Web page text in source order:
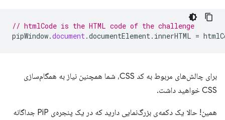
// htmlCode is the HTML code of the challenge
pipWindow.document .documentElement . innerHTML =
برای چالش‌های مربوط به کد CSS، شما همچنین نیاز به همگام‌سازی
CSS خواهید داشت.
همین! حالا یک دکمه‌ی بزرگ‌نمایی دارید که در یک پنجره‌ی PiP جداگانه